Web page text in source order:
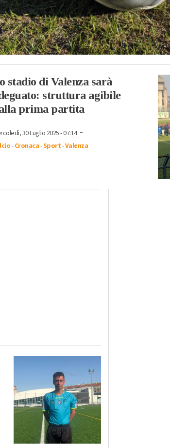
stadio di Valenza sarà
struttura agibile
prima partita
30 Luglio 2025 - 07:14-
-Cronaca-Sport-Valenza